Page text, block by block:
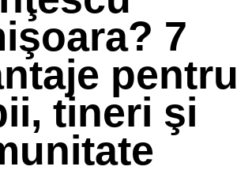
7
pentru
tineri şi